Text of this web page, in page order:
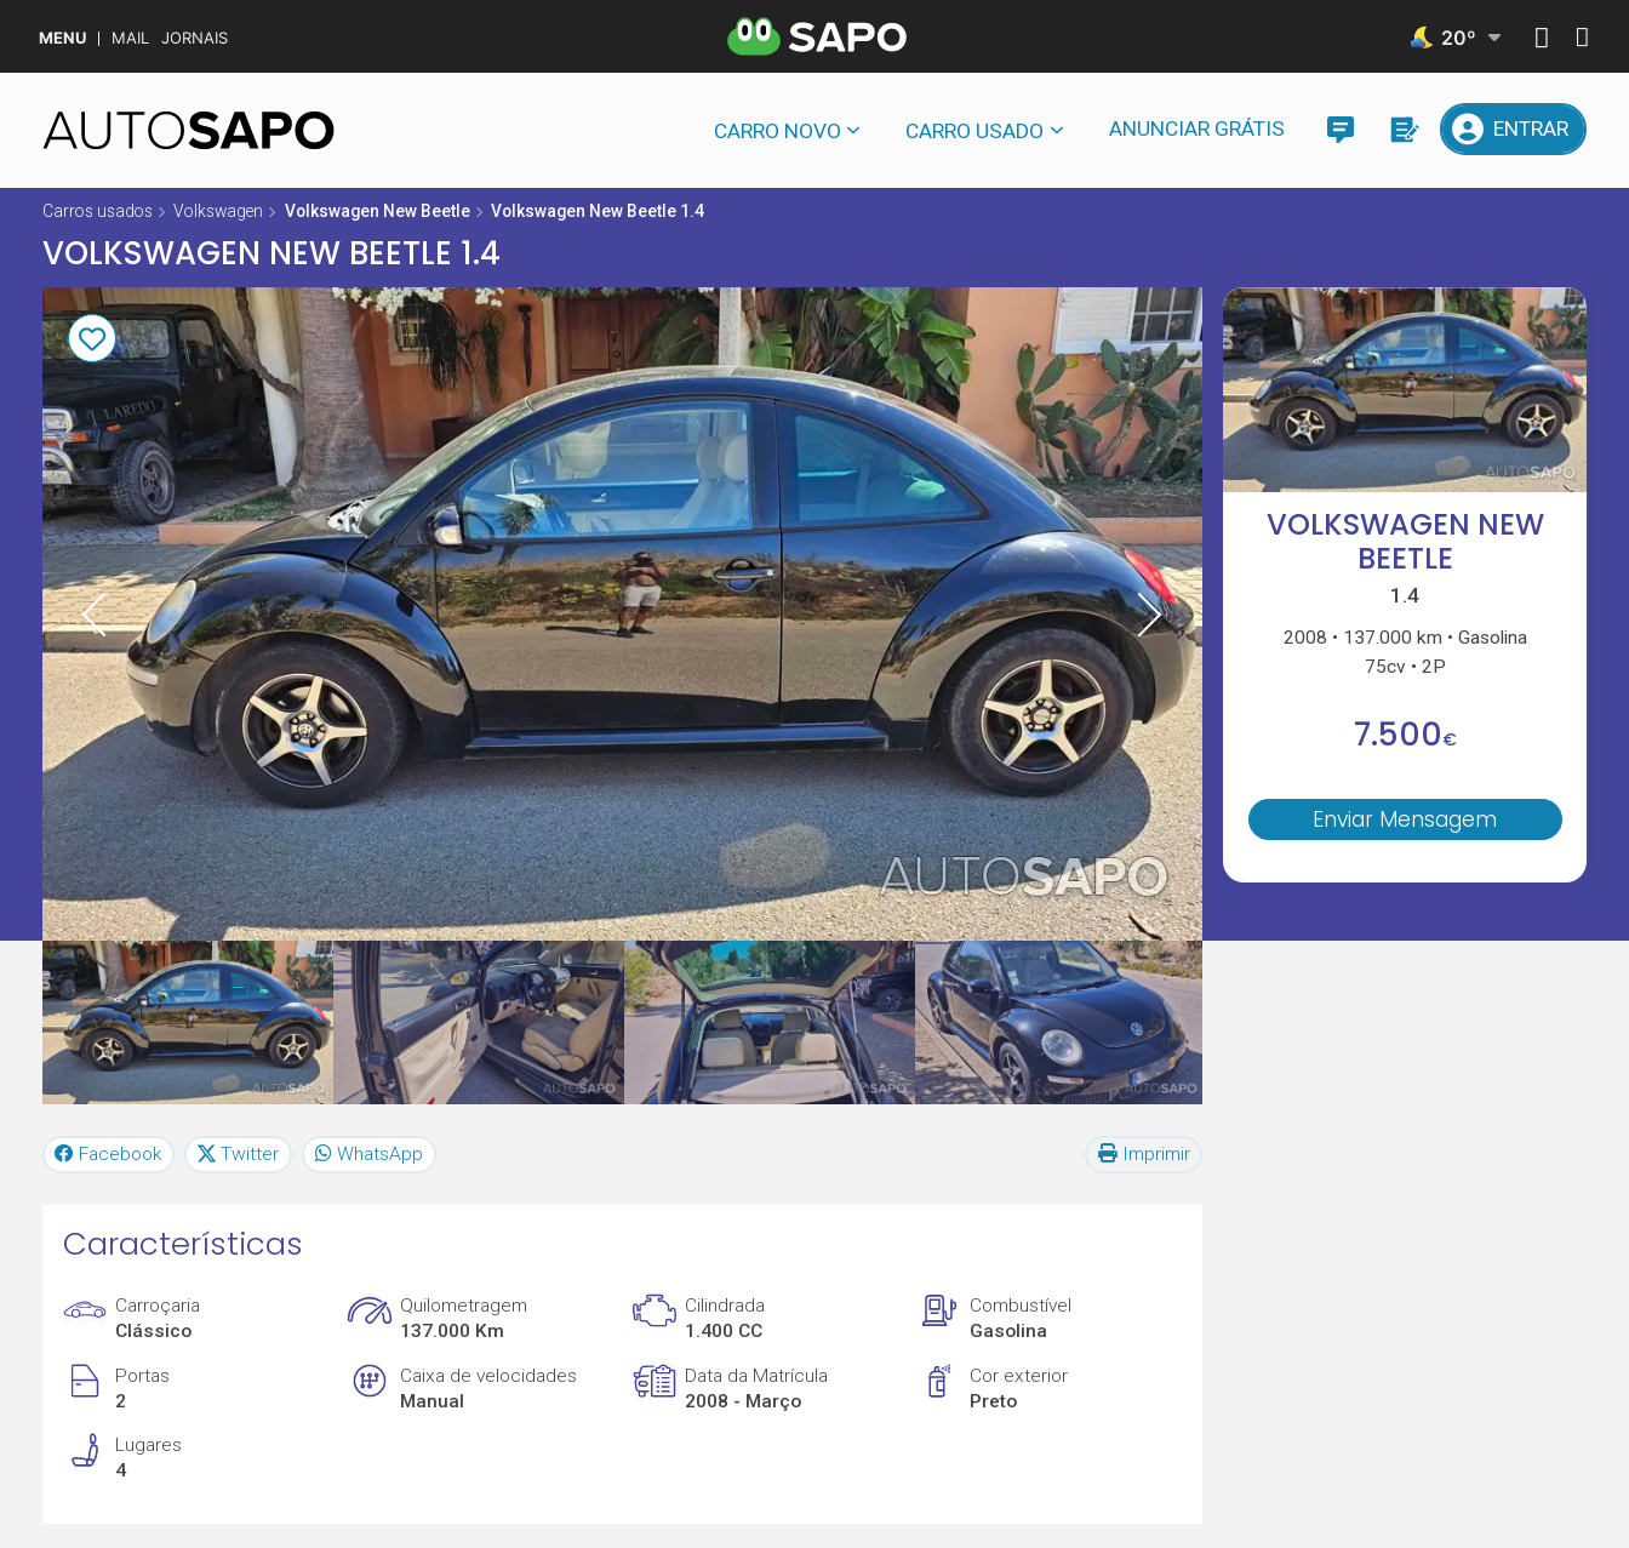
MENU MAIL JORNAIS 20º
CARRO NOVO CARRO USADO ANUNCIAR GRÁTIS ENTRAR
Carros usados Volkswagen Volkswagen New Beetle Volkswagen New Beetle 1.4
VOLKSWAGEN NEW BEETLE 1.4
VOLKSWAGEN NEW
BEETLE
1.4
2008 137.000 km
Gasolina
75cv
2P
7.500€
Enviar Mensagem
Facebook Twitter WhatsApp Imprimir
Características
Carroçaria
Clássico
Quilometragem
137.000 Km
Cilindrada
1.400 CC
Combustível
Gasolina
Portas
2
Caixa de velocidades
Manual
Data da Matrícula
2008 - Março
Cor exterior
Preto
Lugares
4